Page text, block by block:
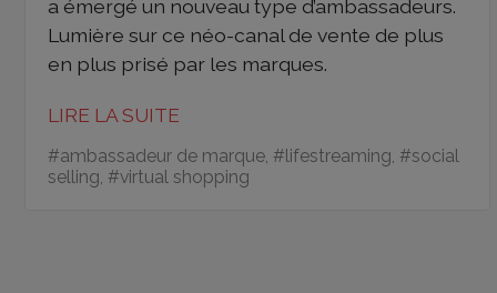
a émergé un nouveau type d’ambassadeurs.
Lumière sur ce néo-canal de vente de plus
en plus prisé par les marques.
LIRE LA SUITE
#ambassadeur de marque, #lifestreaming, #social
selling, #virtual shopping